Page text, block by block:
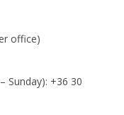
office)
Sunday): +36 30